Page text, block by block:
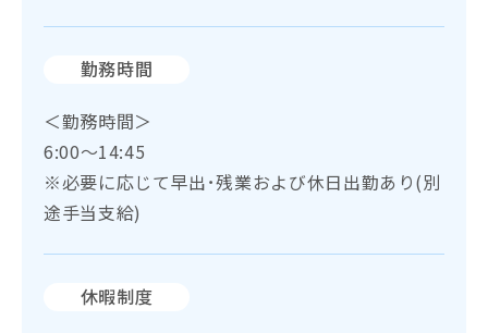
勤務時間
＜勤務時間＞
6:00～14:45
※必要に応じて早出･残業および休日出勤あり(別
途手当支給)
休暇制度